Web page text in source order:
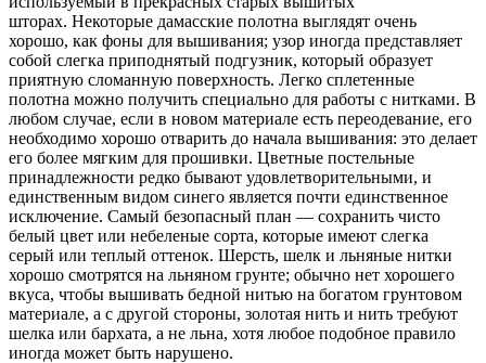
шторах. Некоторые дамасские полотна выглядят очень
хорошо, как фоны для вышивания; узор иногда представляет
собой слегка приподнятый подгузник, который образует
приятную сломанную поверхность. Легко сплетенные
полотна можно получить специально для работы с нитками. В
любом случае, если в новом материале есть переодевание, его
необходимо хорошо отварить до начала вышивания: это делает
его более мягким для прошивки. Цветные постельные
принадлежности редко бывают удовлетворительными, и
единственным видом синего является почти единственное
исключение. Самый безопасный план — сохранить чисто
белый цвет или небеленые сорта, которые имеют слегка
серый или теплый оттенок. Шерсть, шелк и льняные нитки
хорошо смотрятся на льняном грунте; обычно нет хорошего
вкуса, чтобы вышивать бедной нитью на богатом грунтовом
материале, а с другой стороны, золотая нить и нить требуют
шелка или бархата, а не льна, хотя любое подобное правило
иногда может быть нарушено.